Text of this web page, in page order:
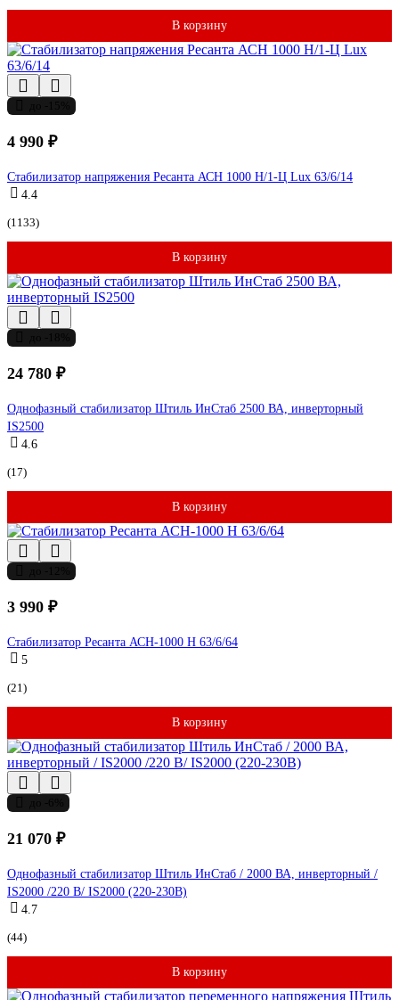
В корзину
4 990 ₽
Стабилизатор напряжения Ресанта АСН 1000 Н/1-Ц Lux 63/6/14
4.4
(1133)
В корзину
24 780 ₽
Однофазный стабилизатор Штиль ИнСтаб 2500 ВА, инверторный
IS2500
4.6
(17)
В корзину
3 990 ₽
Стабилизатор Ресанта АСН-1000 Н 63/6/64
5
(21)
В корзину
21 070 ₽
Однофазный стабилизатор Штиль ИнСтаб / 2000 ВА, инверторный /
IS2000 /220 В/ IS2000 (220-230В)
4.7
(44)
В корзину